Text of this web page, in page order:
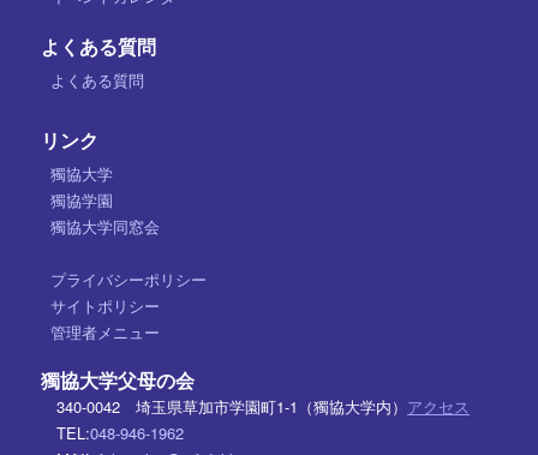
よくある質問
よくある質問
リンク
獨協大学
獨協学園
獨協大学同窓会
プライバシーポリシー
サイトポリシー
管理者メニュー
獨協大学父母の会
340-0042 埼玉県草加市学園町1-1（獨協大学内） アクセス
TEL:048-946-1962